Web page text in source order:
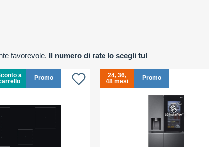
favorevole. Il numero di rate lo scegli tu!
a
Promo
24, 36,
48 mesi
Promo